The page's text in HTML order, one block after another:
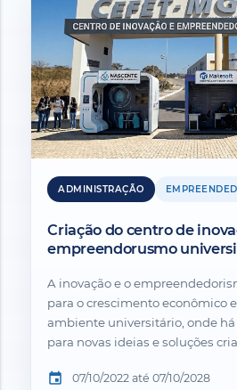
ADMINISTRAÇÃO
Criação do centro de
empreendorusmo
A inovação e o
para o crescimento econômico
ambiente universitário, onde
para novas ideias e soluções
event 07/10/2022 até 07/10/2028